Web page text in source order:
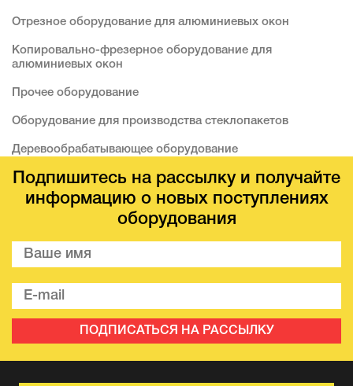
Отрезное оборудование для алюминиевых окон
Копировально-фрезерное оборудование для
алюминиевых окон
Прочее оборудование
Оборудование для производства стеклопакетов
Деревообрабатывающее оборудование
Подпишитесь на рассылку и получайте
информацию о новых поступлениях
оборудования
ПОДПИСАТЬСЯ НА РАССЫЛКУ